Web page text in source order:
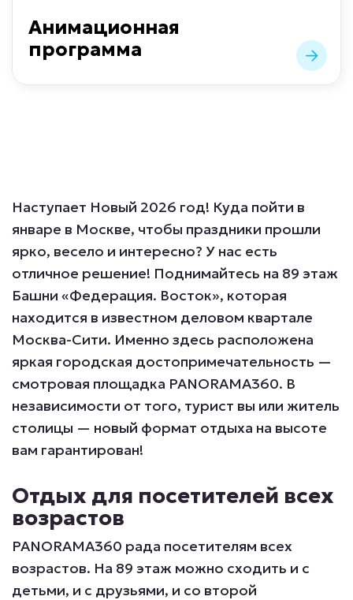
Анимационная
программа
Наступает Новый 2026 год! Куда пойти в
январе в Москве, чтобы праздники прошли
ярко, весело и интересно? У нас есть
отличное решение! Поднимайтесь на 89 этаж
Башни «Федерация. Восток», которая
находится в известном деловом квартале
Москва-Сити. Именно здесь расположена
яркая городская достопримечательность —
смотровая площадка PANORAMA360. В
независимости от того, турист вы или житель
столицы — новый формат отдыха на высоте
вам гарантирован!
Отдых для посетителей всех
возрастов
PANORAMA360 рада посетителям всех
возрастов. На 89 этаж можно сходить и с
детьми, и с друзьями, и со второй